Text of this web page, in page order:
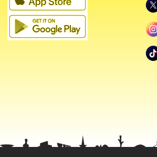
A intervenção na AIG “é o veredicto final
econômica fracassada dos últimos oito
em comunicado.
que faz com que a crise de Wall Street